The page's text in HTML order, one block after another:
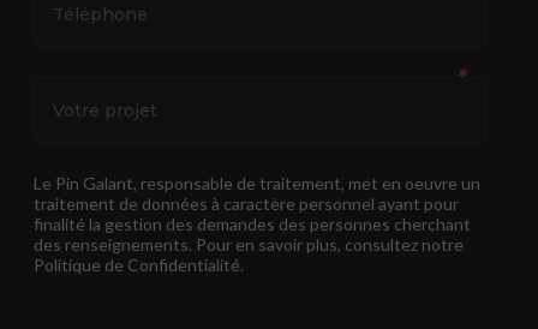
Téléphone
Votre projet
✱
Le Pin Galant, responsable de traitement, met en oeuvre un
traitement de données à caractère personnel ayant pour
finalité la gestion des demandes des personnes cherchant
des renseignements. Pour en savoir plus, consultez notre
Politique de Confidentialité.